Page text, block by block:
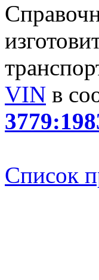
VIN в
Список